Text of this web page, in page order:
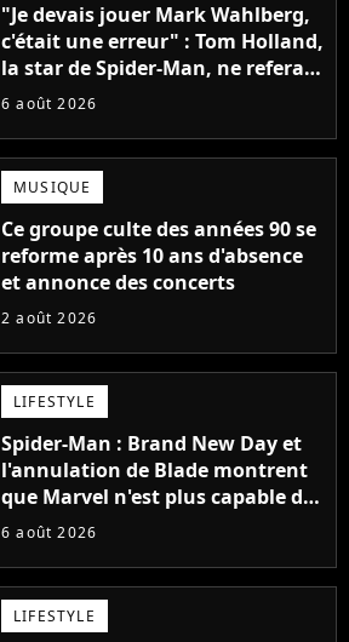
"Je devais jouer Mark Wahlberg,
c'était une erreur" : Tom Holland,
la star de Spider-Man, ne referait
pas ce blockbuster
6 août 2026
MUSIQUE
Ce groupe culte des années 90 se
reforme après 10 ans d'absence
et annonce des concerts
2 août 2026
LIFESTYLE
Spider-Man : Brand New Day et
l'annulation de Blade montrent
que Marvel n'est plus capable de
faire quoi que ce soit de simple
6 août 2026
LIFESTYLE